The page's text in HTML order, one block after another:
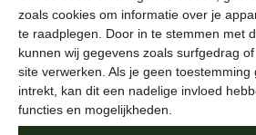
zoals cookies om informatie over je
te raadplegen. Door in te stemmen met
kunnen wij gegevens zoals surfgedrag
site verwerken. Als je geen
intrekt, kan dit een nadelige invloed
functies en mogelijkheden.
ONZE
Schrijf je in voor onze nieuwsbrief
over de leukste projecten en
stad gezond kunt maken.